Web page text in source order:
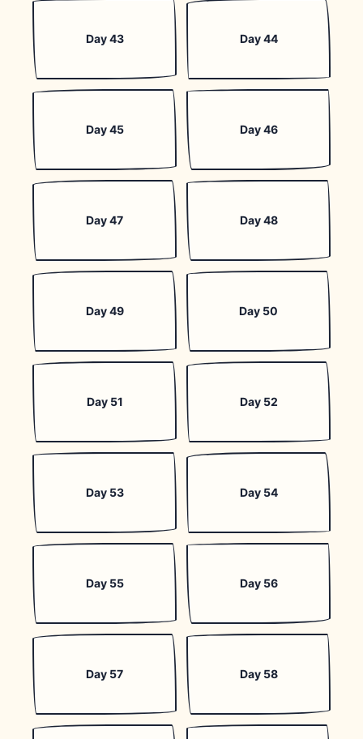
Day 43 Day 44
Day 45 Day 46
Day 47 Day 48
Day 49 Day 50
Day 51 Day 52
Day 53 Day 54
Day 55 Day 56
Day 57 Day 58